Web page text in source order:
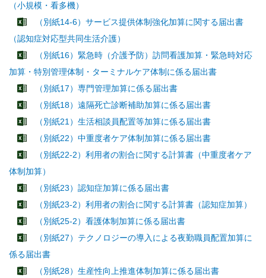
（小規模・看多機）
（別紙14-6）サービス提供体制強化加算に関する届出書
（認知症対応型共同生活介護）
（別紙16）緊急時（介護予防）訪問看護加算・緊急時対応
加算・特別管理体制・ターミナルケア体制に係る届出書
（別紙17）専門管理加算に係る届出書
（別紙18）遠隔死亡診断補助加算に係る届出書
（別紙21）生活相談員配置等加算に係る届出書
（別紙22）中重度者ケア体制加算に係る届出書
（別紙22-2）利用者の割合に関する計算書（中重度者ケア
体制加算）
（別紙23）認知症加算に係る届出書
（別紙23-2）利用者の割合に関する計算書（認知症加算）
（別紙25-2）看護体制加算に係る届出書
（別紙27）テクノロジーの導入による夜勤職員配置加算に
係る届出書
（別紙28）生産性向上推進体制加算に係る届出書